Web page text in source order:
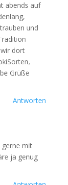
abends auf
und
dort
Grüße
Antworten
mit
ja genug